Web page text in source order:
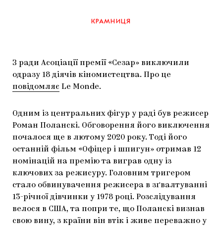
КОЛЕКЦІЇ
АРТЦЕНТРИ
КОНСПЕКТИ
ЗАПАЛЕННЯ
ЯК ПІДТРИМУВАТИ УКРАЇНСЬКЕ МИСТЕЦТВО
МАРІУПОЛЬСЬКІ МАРГІНАЛІЇ
CARPATHIAN CULT ПРО РІЗДВЯНІ СВЯТА
КРАМНИЦЯ
КРАМНИЦЯ
З ради Асоціації премії «Сезар» виключили
одразу 18 діячів кіномистецтва. Про це
повідомляє Le Monde.
Одним із центральних фігур у раді був режисер
Роман Поланскі. Обговорення його виключення
почалося ще в лютому 2020 року. Тоді його
останній фільм «Офіцер і шпигун» отримав 12
номінацій на премію та виграв одну із
ключових за режисуру. Головним тригером
стало обвинувачення режисера в зґвалтуванні
13-річної дівчинки у 1978 році. Розслідування
велося в США, та попри те, що Поланскі визнав
свою вину, з країни він втік і живе переважно у